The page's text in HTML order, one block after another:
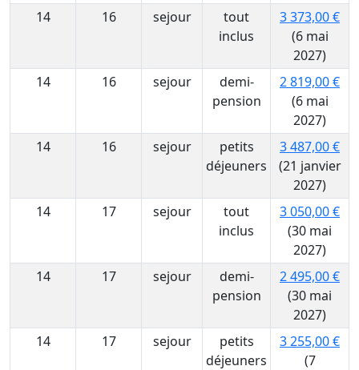
14
16 sejour
tout
inclus
3 373,00 €
(6 mai
2027)
14
16 sejour
demi-
pension
2 819,00 €
(6 mai
2027)
14
16 sejour
petits
déjeuners
3 487,00 €
(21 janvier
2027)
14
17 sejour
tout
inclus
3 050,00 €
(30 mai
2027)
14
17 sejour
demi-
pension
2 495,00 €
(30 mai
2027)
14
17 sejour
petits
déjeuners
3 255,00 €
(7